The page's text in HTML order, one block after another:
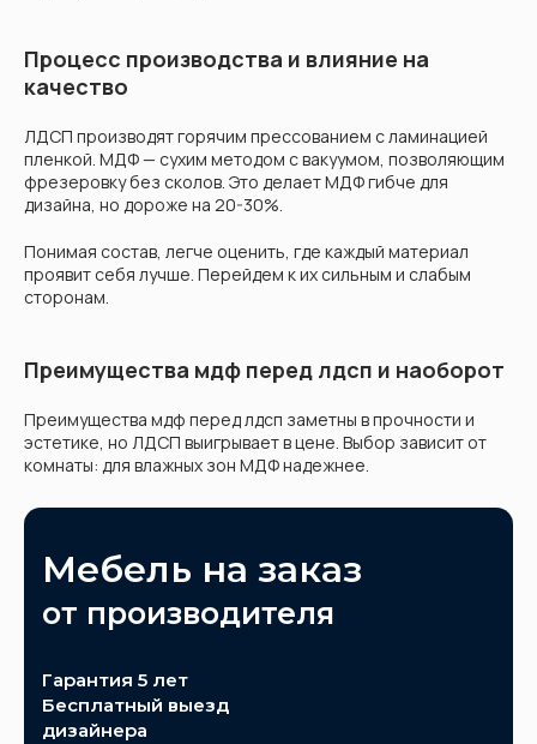
Процесс производства и влияние на
качество
ЛДСП производят горячим прессованием с ламинацией
пленкой. МДФ — сухим методом с вакуумом, позволяющим
фрезеровку без сколов. Это делает МДФ гибче для
дизайна, но дороже на 20-30%.
Понимая состав, легче оценить, где каждый материал
проявит себя лучше. Перейдем к их сильным и слабым
сторонам.
Преимущества мдф перед лдсп и наоборот
Преимущества мдф перед лдсп заметны в прочности и
эстетике, но ЛДСП выигрывает в цене. Выбор зависит от
комнаты: для влажных зон МДФ надежнее.
Мебель на заказ
от производителя
Гарантия 5 лет
Бесплатный выезд
дизайнера